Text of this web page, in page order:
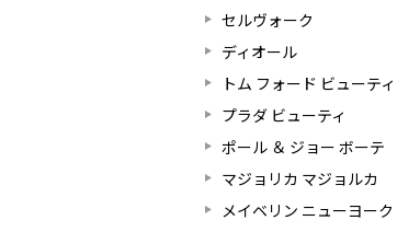
セルヴォーク
ディオール
トム フォード ビューティ
プラダ ビューティ
ポール ＆ ジョー ボーテ
マジョリカ マジョルカ
メイベリン ニューヨーク